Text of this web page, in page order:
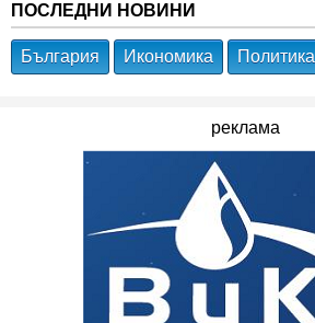
ПОСЛЕДНИ НОВИНИ
България Икономика Политика
реклама